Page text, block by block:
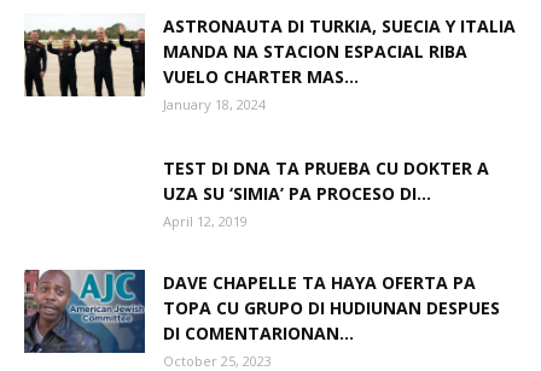
Aruba
ASTRONAUTA DI TURKIA, SUECIA Y ITALIA
MANDA NA STACION ESPACIAL RIBA
VUELO CHARTER MAS...
January 18, 2024
TEST DI DNA TA PRUEBA CU DOKTER A
UZA SU ‘SIMIA’ PA PROCESO DI...
April 12, 2019
DAVE CHAPELLE TA HAYA OFERTA PA
TOPA CU GRUPO DI HUDIUNAN DESPUES
DI COMENTARIONAN...
October 25, 2023